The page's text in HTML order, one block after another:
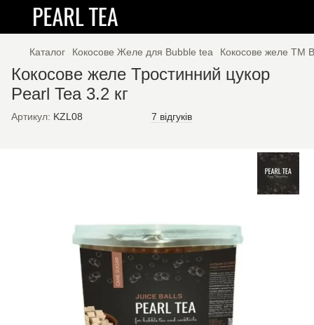
Каталог Кокосове Желе для Bubble tea Кокосове желе ТМ
Кокосове желе Тростинний цукор
Pearl Tea 3.2 кг
Артикул: KZL08 7 відгуків